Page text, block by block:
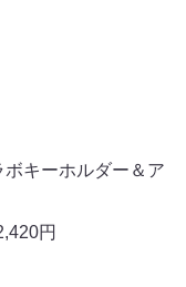
キーホルダー＆ア
円